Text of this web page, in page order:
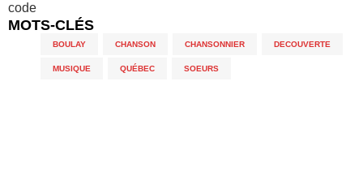
code
MOTS-CLÉS
BOULAY CHANSON CHANSONNIER DECOUVERTE
MUSIQUE QUÉBEC SOEURS